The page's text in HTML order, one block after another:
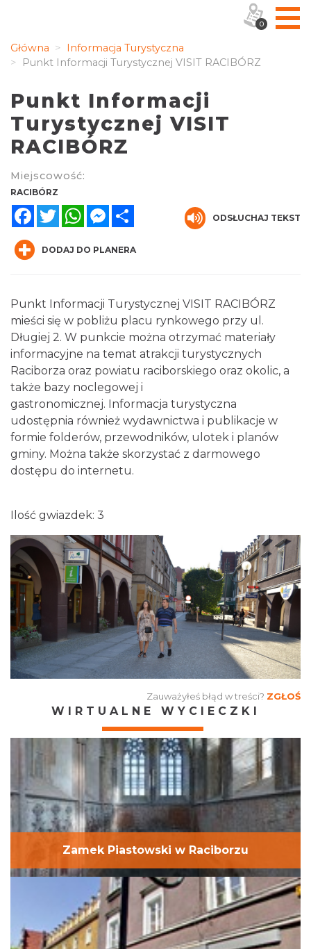
Główna
Informacja Turystyczna
Punkt Informacji Turystycznej VISIT RACIBÓRZ
Punkt Informacji
Turystycznej VISIT
RACIBÓRZ
Miejscowość:
RACIBÓRZ
FacebookTwitterWhatsAppMessenger
ODSŁUCHAJ TEKST
DODAJ DO PLANERA
Punkt Informacji Turystycznej VISIT RACIBÓRZ
mieści się w pobliżu placu rynkowego przy ul.
Długiej 2. W punkcie można otrzymać materiały
informacyjne na temat atrakcji turystycznych
Raciborza oraz powiatu raciborskiego oraz okolic, a
także bazy noclegowej i
gastronomicznej. Informacja turystyczna
udostępnia również wydawnictwa i publikacje w
formie folderów, przewodników, ulotek i planów
gminy. Można także skorzystać z darmowego
dostępu do internetu.
Ilość gwiazdek: 3
Zauważyłeś błąd w treści? ZGŁOŚ
WIRTUALNE WYCIECZKI
Zamek Piastowski w Raciborzu
0